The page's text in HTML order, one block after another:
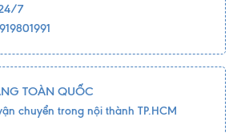
7
TOÀN QUỐC
chuyển trong nội thành TP.HCM